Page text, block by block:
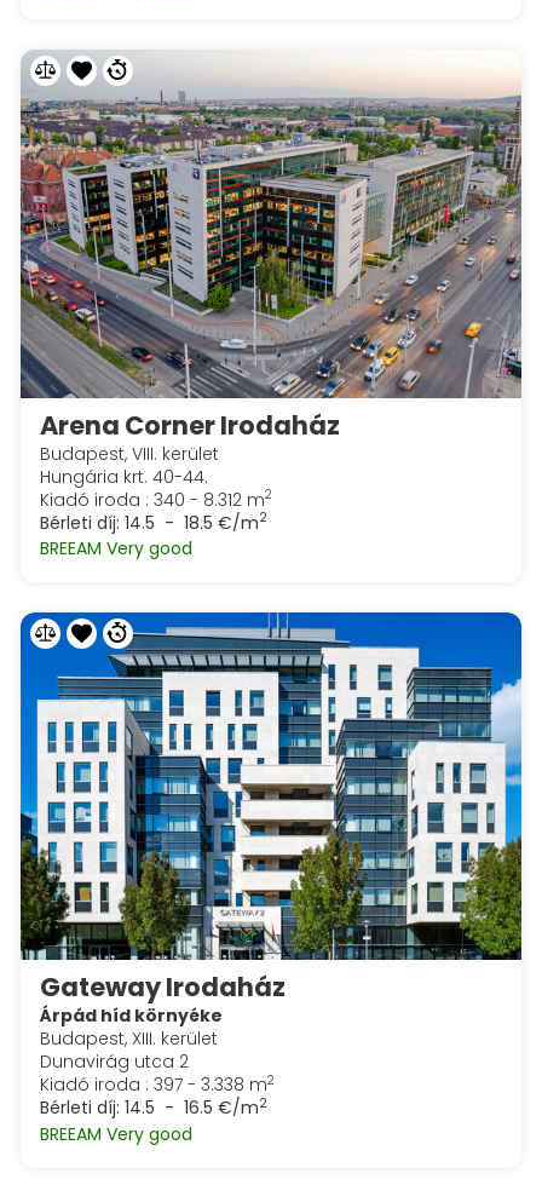
Arena Corner Irodaház
Budapest, VIII. kerület
Hungária krt. 40-44.
Kiadó iroda : 340 - 8.312 m2
Bérleti díj: 14.5 - 18.5 €/m2
BREEAM Very good
Gateway Irodaház
Árpád híd környéke
Budapest, XIII. kerület
Dunavirág utca 2
Kiadó iroda : 397 - 3.338 m2
Bérleti díj: 14.5 - 16.5 €/m2
BREEAM Very good